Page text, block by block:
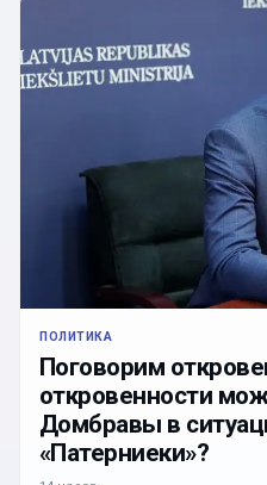
ПОЛИТИКА
Поговорим
откровенности
Домбравы в
«Патерниеки»?